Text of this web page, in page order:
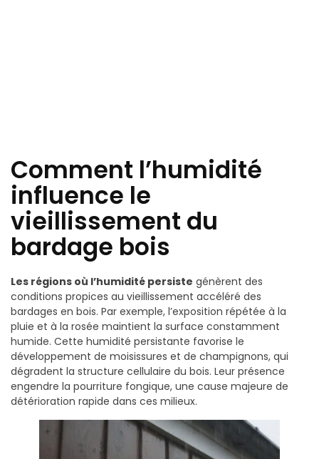
Comment l’humidité
influence le
vieillissement du
bardage bois
Les régions où l’humidité persiste génèrent des
conditions propices au vieillissement accéléré des
bardages en bois. Par exemple, l’exposition répétée à la
pluie et à la rosée maintient la surface constamment
humide. Cette humidité persistante favorise le
développement de moisissures et de champignons, qui
dégradent la structure cellulaire du bois. Leur présence
engendre la pourriture fongique, une cause majeure de
détérioration rapide dans ces milieux.